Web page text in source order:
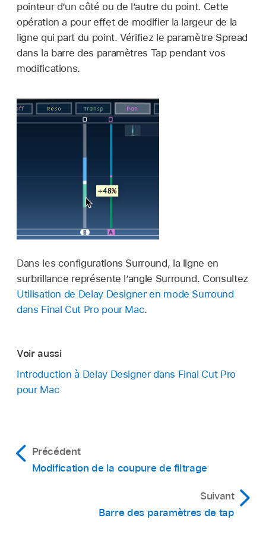
pointeur d’un côté ou de l’autre du point. Cette
opération a pour effet de modifier la largeur de la
ligne qui part du point. Vérifiez le paramètre Spread
dans la barre des paramètres Tap pendant vos
modifications.
Dans les configurations Surround, la ligne en
surbrillance représente l’angle Surround. Consultez
Utilisation de Delay Designer en mode Surround
dans Final Cut Pro pour Mac.
Voir aussi
Introduction à Delay Designer dans Final Cut Pro
pour Mac
Précédent
Modification de la coupure de filtrage
Suivant
Barre des paramètres de tap